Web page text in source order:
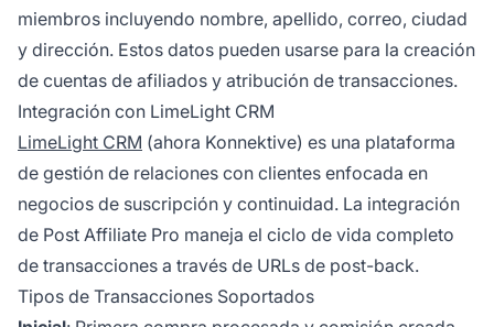
miembros incluyendo nombre, apellido, correo, ciudad
y dirección. Estos datos pueden usarse para la creación
de cuentas de afiliados y atribución de transacciones.
Integración con LimeLight CRM
LimeLight CRM (ahora Konnektive) es una plataforma
de gestión de relaciones con clientes enfocada en
negocios de suscripción y continuidad. La integración
de Post Affiliate Pro maneja el ciclo de vida completo
de transacciones a través de URLs de post-back.
Tipos de Transacciones Soportados